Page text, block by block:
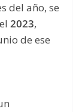
del año, se
2023,
de ese